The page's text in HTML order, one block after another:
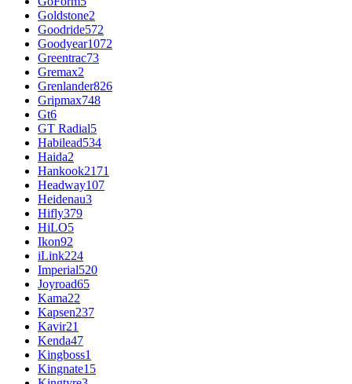
Goldstone2
Goodride572
Goodyear1072
Greentrac73
Gremax2
Grenlander826
Gripmax748
Gt6
GT Radial5
Habilead534
Haida2
Hankook2171
Headway107
Heidenau3
Hifly379
HiLO5
Ikon92
iLink224
Imperial520
Joyroad65
Kama22
Kapsen237
Kavir21
Kenda47
Kingboss1
Kingnate15